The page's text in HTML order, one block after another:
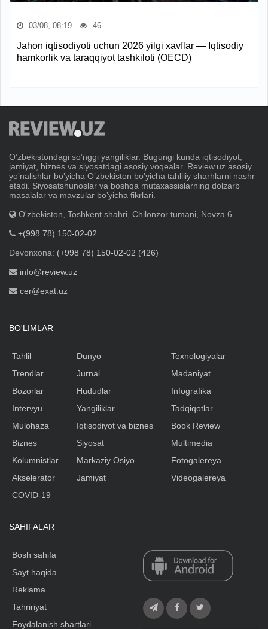
03/08, 08:19 46
Jahon iqtisodiyoti uchun 2026 yilgi xavflar — Iqtisodiy
hamkorlik va taraqqiyot tashkiloti (OECD)
Oʼzbekistondagi soʼnggi yangiliklar. Bugungi kunda iqtisodiyot,
jamiyat, biznes va siyosatdagi asosiy voqealar. Review.uz asosiy
yoʼnalishlar boʼyicha Oʼzbekiston boʼyicha tahliliy sharhlarni nashr
etadi. Siyosatshunoslar va boshqa mutaxassislarning dolzarb
masalalar va mavzular boʼyicha fikrlari.
O'zbekiston, Toshkent shahri, Chilonzor tumani, Novza 6
+(998 78) 150-02-02
Devonxona: (+998 78) 150-02-02 (426)
info@review.uz
cer@exat.uz
BO'LIMLAR
Tahlil
Trendlar
Bozorlar
Intervyu
Mulohaza
Biznes
Kolumnistlar
Akselerator
Dunyo
Jurnal
Hududlar
Yangiliklar
Iqtisodiyot va biznes
Siyosat
Markaziy Osiyo
Jamiyat
Texnologiyalar
Madaniyat
Infografika
Tadqiqotlar
Book Review
Multimedia
Fotogalereya
Videogalereya
COVID-19
SAHIFALAR
Bosh sahifa
Sayt haqida
Reklama
Tahririyat
Foydalanish shartlari